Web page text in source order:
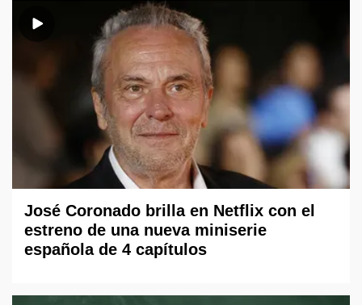
José Coronado brilla en Netflix con el
estreno de una nueva miniserie
española de 4 capítulos